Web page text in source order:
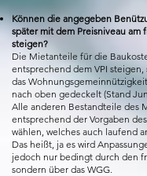
Können die angegeben
später mit dem Preisniveau am
steigen?
Die Mietanteile für die
entsprechend dem VPI steigen,
das
nach oben gedeckelt (Stand
Alle anderen Bestandteile des
entsprechend der Vorgaben
wählen, welches auch laufend
Das heißt, ja es wird
jedoch nur bedingt durch den
sondern über das WGG.